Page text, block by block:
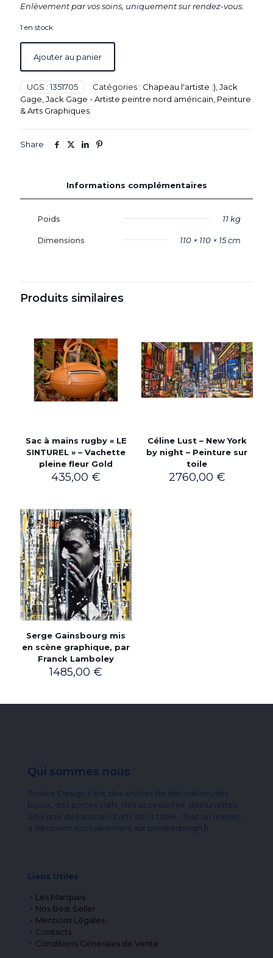
Enlèvement par vos soins, uniquement sur rendez-vous.
1 en stock
Ajouter au panier
UGS :1351705 Catégories : Chapeau l'artiste :) Jack
Gage Jack Gage - Artiste peintre nord américain Peinture
& Arts Graphiques
Share
Informations complémentaires
Poids 11 kg
Dimensions 110 × 110 × 15 cm
Produits similaires
Sac à mains rugby « LE
SINTUREL » – Vachette
pleine fleur Gold
435,00€
Céline Lust – New York
by night – Peinture sur
toile
2760,00 €
Serge Gainsbourg mis
en scène graphique, par
Franck Lamboley
1485,00€
Qui sommes nous
Private Design c'est des articles de décoration,des
bijoux, des portes clefs, des accessoires, des lunettes
ainsi que des articles d'arts de la table...Tout un univers
à découvrir exclusivement sur privatedesign.fr
Liens Utiles
Les Marques
Nos Best Seller
Mentions Légales
Contacts
Conditions Générales de Vente